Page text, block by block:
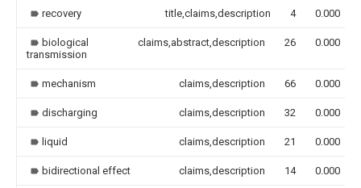
recovery title,claims,description 4 0.000
biological
transmission
claims,abstract,description 26 0.000
mechanism claims,description 66 0.000
discharging claims,description 32 0.000
liquid claims,description 21 0.000
bidirectional effect claims,description 14 0.000